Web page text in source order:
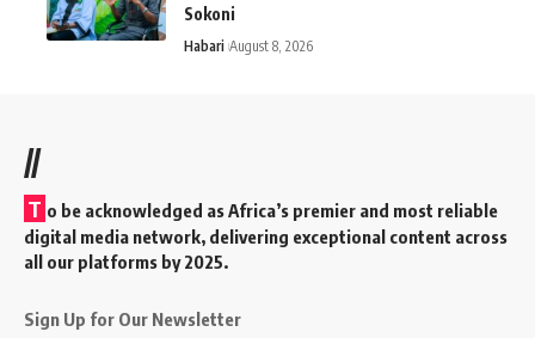
Sokoni
Habari August 8, 2026
//
T o be acknowledged as Africa’s premier and most reliable
digital media network, delivering exceptional content across
all our platforms by 2025.
Sign Up for Our Newsletter